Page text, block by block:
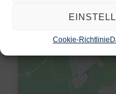
Cookie-Richtlinie